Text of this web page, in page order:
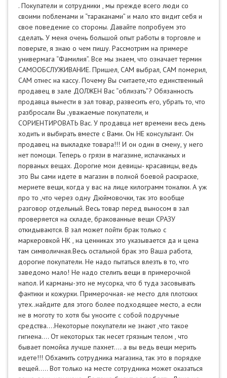
. Покупатели и сотрудники , мы прежде всего люди со
своими поблемами и “тараканами” и мало кто видит себя и
свое поведение со стороны. Давайте попробуем это
сделать. У меня очень большой опыт работы в торговле и
поверьте, я знаю о чем пишу. Рассмотрим на примере
универмага “Фамилия”. Все мы знаем, что означает термин
САМООБСЛУЖИВАНИЕ. Пришел, САМ выбрал, САМ померил,
САМ отнес на кассу. Почему Вы считаете,что единственный
продавец в зале ДОЛЖЕН Вас “облизать”? Обязанность
продавца вынести в зал товар, развесить его, убрать то, что
разбросали Вы ,уважаемые покупатели, и
СОРИЕНТИРОВАТЬ Вас. У продавца нет времени весь день
ходить и выбирать вместе с Вами. Он НЕ консультант. Он
продавец на выкладке товара!!! И он один в смену, у него
нет помощи. Теперь о грязи в магазине, испачканых и
порваных вещах. Дорогие мои девицы- красавицы, ведь
это Вы сами идете в магазин в полной боевой раскраске,
мериете вещи, когда у вас на лице килограмм тоналки. А уж
про то ,что через одну Дюймовочки, так это вообще
разговор отдельный. Весь товар перед выносом в зал
проверяется на складе, бракованные вещи СРАЗУ
откидываются. В зал может пойти брак только с
маркеровкой НК , на ценниках это указывается да и цена
там символичная.Весь остальной брак это Ваша работа,
дорогие покупатели. Не надо пытаться влезть в то, что
заведомо мало! Не надо стелить вещи в примерочной
напол. И карманы-это не мусорка, что б туда засовывать
фантики и кожурки. Примерочная- не место для плотских
утех..найдите для этого более подходящее место, а если
не в моготу то хотя бы уносите с собой подручные
средства….Некоторые покупатели не знают ,что такое
гигиена…. От некоторых так несет грязным телом , что
бывает помойка лучше пахнет…. а вы ведь вещи мерить
идете!!! Обхамить сотрудника магазина, так это в порядке
вещей….. Вот только на месте сотрудника может оказаться